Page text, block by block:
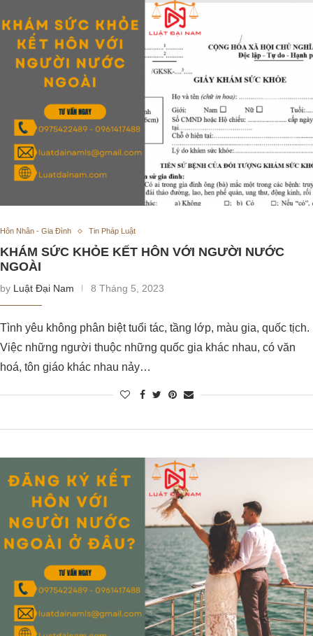
Hôn Nhân - Gia Đình Tin Pháp Luật
KHÁM SỨC KHỎE KẾT HÔN VỚI NGƯỜI NƯỚC
NGOÀI
by Luật Đại Nam 8 Tháng 5, 2023
Tình yêu không phân biệt tuổi tác, tầng lớp, màu gia, quốc tịch.
Việc những người thuộc những quốc gia khác nhau, có văn
hoá, tôn giáo khác nhau nảy…